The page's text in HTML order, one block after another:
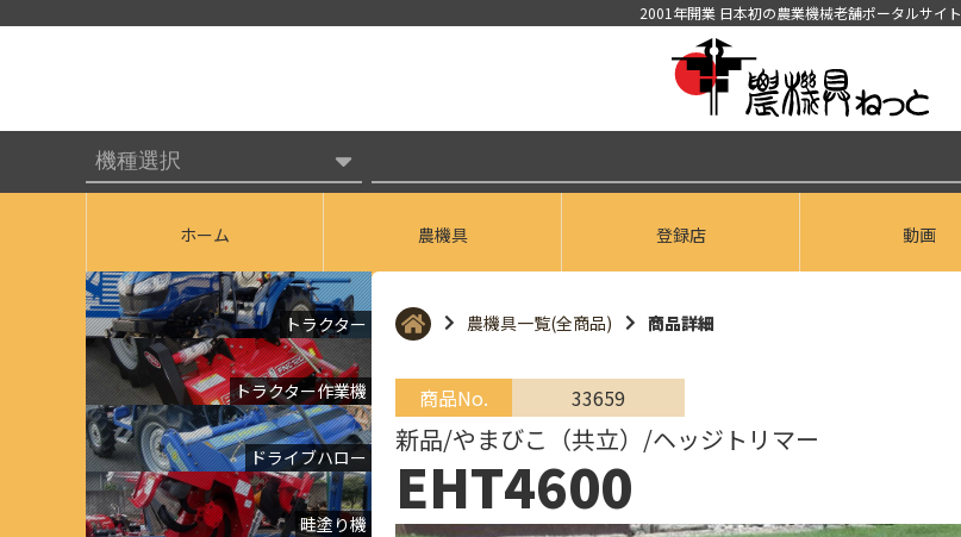
2001年開業 日本初の農業機械老舗ポータルサイト
ホーム 農機具 登録店 動画
トラクター
トラクター作業機
ドライブハロー
畦塗り機
農機具一覧(全商品) 商品詳細
商品No. 33659
新品/やまびこ（共立）/ヘッジトリマー
EHT4600